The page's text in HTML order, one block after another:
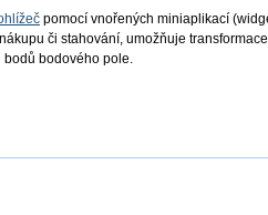
pomocí vnořených miniaplikací
či stahování, umožňuje
bodů bodového pole.